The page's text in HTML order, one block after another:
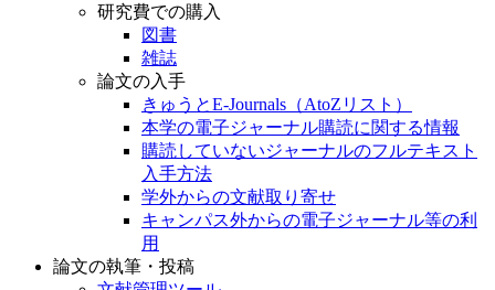
研究費での購入
図書
雑誌
論文の入手
きゅうとE-Journals（AtoZリスト）
本学の電子ジャーナル購読に関する情報
購読していないジャーナルのフルテキスト
入手方法
学外からの文献取り寄せ
キャンパス外からの電子ジャーナル等の利
用
論文の執筆・投稿